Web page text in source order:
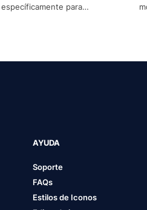
específicamente para
AYUDA
Soporte
FAQs
Estilos de Iconos